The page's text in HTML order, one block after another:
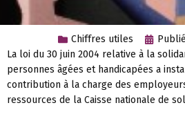
Chiffres utiles
La loi du 30 juin 2004 relative à la
personnes âgées et handicapées a
contribution à la charge des
ressources de la Caisse nationale de